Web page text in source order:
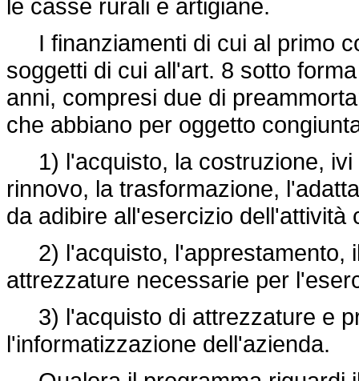
le casse rurali e artigiane.
I finanziamenti di cui al primo
soggetti di cui all'art. 8 sotto
anni, compresi due di
che abbiano per oggetto
1) l'acquisto, la costruzione, ivi
rinnovo, la trasformazione,
da adibire all'esercizio dell'attività
2) l'acquisto, l'apprestamento,
attrezzature necessarie per
3) l'acquisto di attrezzature e
l'informatizzazione dell'azienda.